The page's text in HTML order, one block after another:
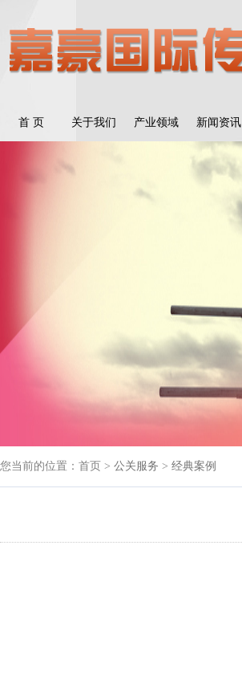
首 页 关于我们 产业领域 新闻资讯
您当前的位置：首页 > 公关服务 > 经典案例